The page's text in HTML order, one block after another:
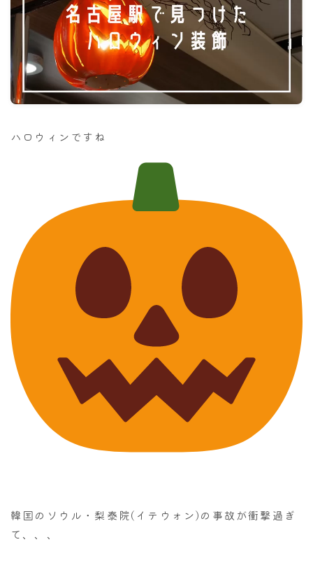
ハロウィンですね
韓国のソウル・梨泰院(イテウォン)の事故が衝撃過ぎ
て、、、